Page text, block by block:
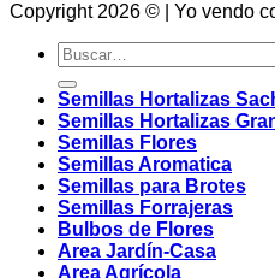
Copyright 2026 © | Yo vendo
Buscar
por:
Semillas Hortalizas
Semillas Hortalizas
Semillas Flores
Semillas Aromatica
Semillas para Brotes
Semillas Forrajeras
Bulbos de Flores
Area Jardín-Casa
Area Agrícola